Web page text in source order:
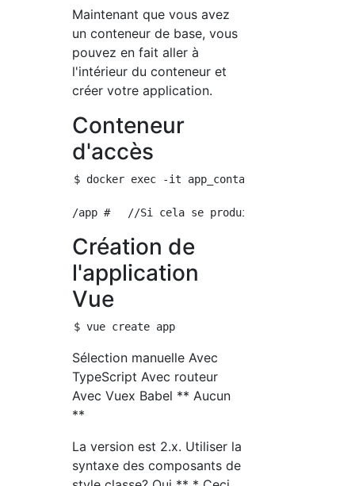
Maintenant que vous avez
un conteneur de base, vous
pouvez en fait aller à
l'intérieur du conteneur et
créer votre application.
Conteneur
d'accès
$ docker exec -it app_container sh
Création de
l'application
Vue
Sélection manuelle Avec
TypeScript Avec routeur
Avec Vuex Babel ** Aucun
**
La version est 2.x. Utiliser la
syntaxe des composants de